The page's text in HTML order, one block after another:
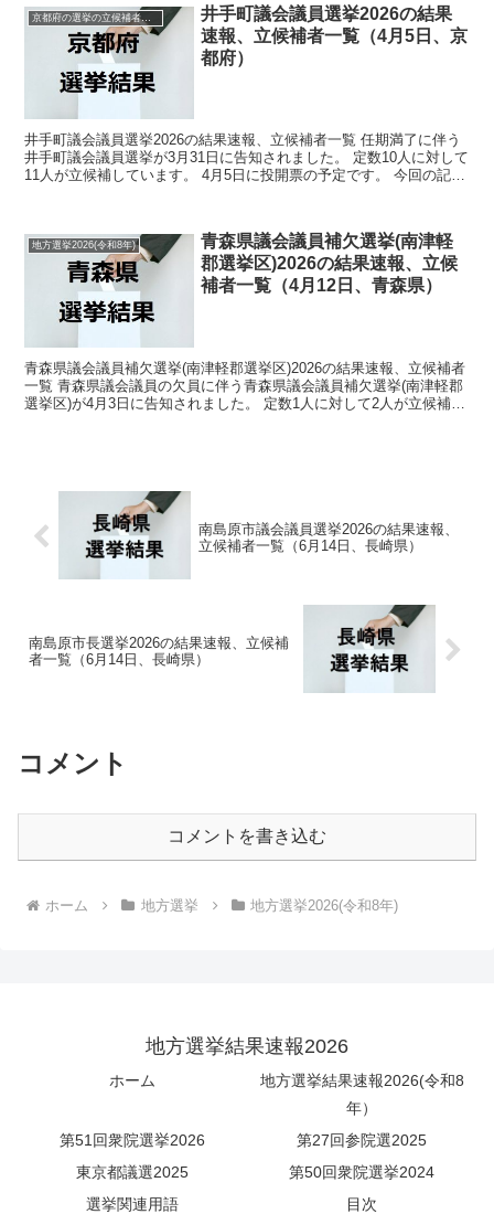
京都府の選挙の立候補者と結果速報一覧
井手町議会議員選挙2026の結果
速報、立候補者一覧（4月5日、京
都府）
井手町議会議員選挙2026の結果速報、立候補者一覧 任期満了に伴う
井手町議会議員選挙が3月31日に告知されました。 定数10人に対して
11人が立候補しています。 4月5日に投開票の予定です。 今回の記事
地方選挙2026(令和8年)
青森県議会議員補欠選挙(南津軽
郡選挙区)2026の結果速報、立候
補者一覧（4月12日、青森県）
青森県議会議員補欠選挙(南津軽郡選挙区)2026の結果速報、立候補者
一覧 青森県議会議員の欠員に伴う青森県議会議員補欠選挙(南津軽郡
選挙区)が4月3日に告知されました。 定数1人に対して2人が立候補し
南島原市議会議員選挙2026の結果速報、
立候補者一覧（6月14日、長崎県）
南島原市長選挙2026の結果速報、立候補
者一覧（6月14日、長崎県）
コメント
コメントを書き込む
ホーム 地方選挙 地方選挙2026(令和8年)
地方選挙結果速報2026
ホーム
地方選挙結果速報2026(令和8
年）
第51回衆院選挙2026
第27回参院選2025
東京都議選2025
第50回衆院選挙2024
選挙関連用語
目次